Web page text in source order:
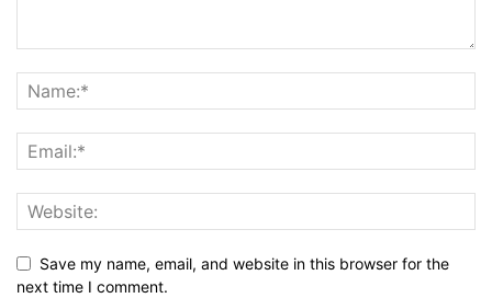
Save my name, email, and website in this browser for the
next time I comment.